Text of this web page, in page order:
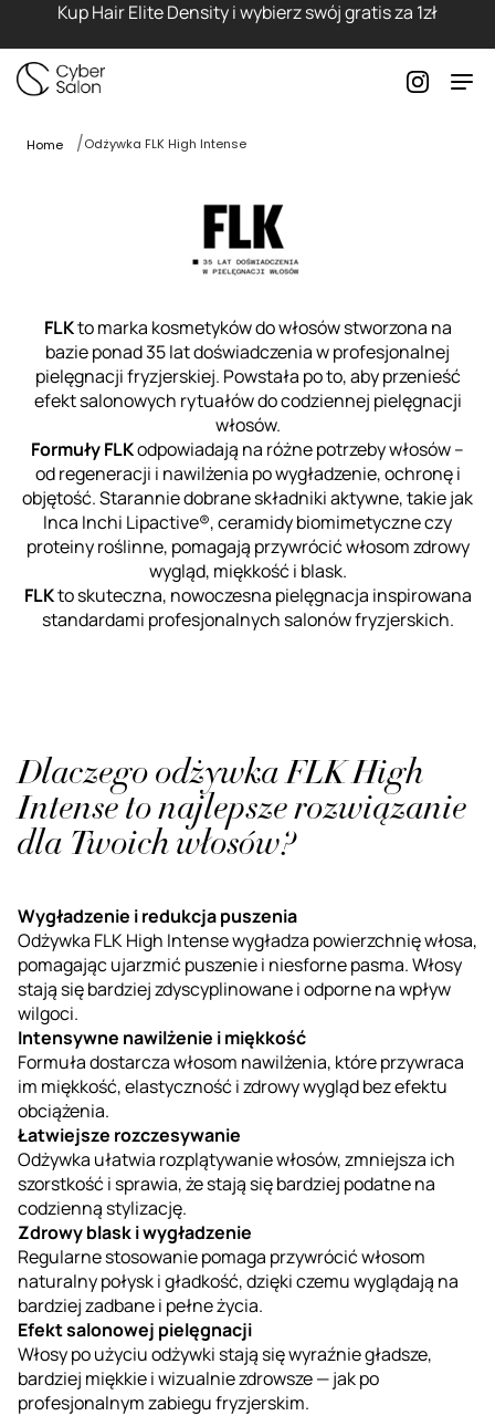
Kup Hair Elite Density i wybierz swój gratis za 1zł
Home Odżywka FLK High Intense
FLKto marka kosmetyków do włosów stworzona na
bazie ponad 35 lat doświadczenia w profesjonalnej
pielęgnacji fryzjerskiej. Powstała po to, aby przenieść
efekt salonowych rytuałów do codziennej pielęgnacji
włosów.
Formuły FLKodpowiadają na różne potrzeby włosów –
od regeneracji i nawilżenia po wygładzenie, ochronę i
objętość. Starannie dobrane składniki aktywne, takie jak
Inca Inchi Lipactive®, ceramidy biomimetyczne czy
proteiny roślinne, pomagają przywrócić włosom zdrowy
wygląd, miękkość i blask.
FLKto skuteczna, nowoczesna pielęgnacja inspirowana
standardami profesjonalnych salonów fryzjerskich.
Dlaczego odżywka FLK High
Intense to najlepsze rozwiązanie
dla Twoich włosów?
Wygładzenie i redukcja puszenia
Odżywka FLK High Intense wygładza powierzchnię włosa,
pomagając ujarzmić puszenie i niesforne pasma. Włosy
stają się bardziej zdyscyplinowane i odporne na wpływ
wilgoci.
Intensywne nawilżenie i miękkość
Formuła dostarcza włosom nawilżenia, które przywraca
im miękkość, elastyczność i zdrowy wygląd bez efektu
obciążenia.
Łatwiejsze rozczesywanie
Odżywka ułatwia rozplątywanie włosów, zmniejsza ich
szorstkość i sprawia, że stają się bardziej podatne na
codzienną stylizację.
Zdrowy blask i wygładzenie
Regularne stosowanie pomaga przywrócić włosom
naturalny połysk i gładkość, dzięki czemu wyglądają na
bardziej zadbane i pełne życia.
Efekt salonowej pielęgnacji
Włosy po użyciu odżywki stają się wyraźnie gładsze,
bardziej miękkie i wizualnie zdrowsze — jak po
profesjonalnym zabiegu fryzjerskim.